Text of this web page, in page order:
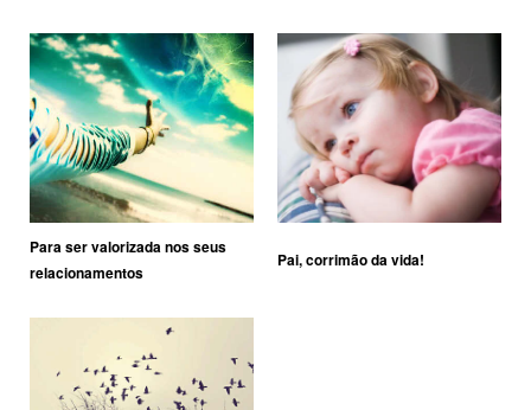
Para ser valorizada nos seus
relacionamentos
Pai, corrimão da vida!